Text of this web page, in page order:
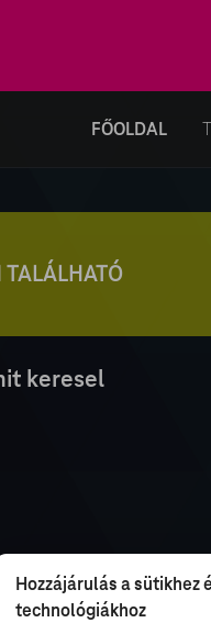
FŐOLDAL
keresel
Hozzájárulás a sütikhez
technológiákhoz